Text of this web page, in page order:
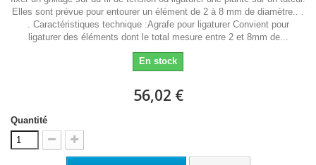
Elles sont prévue pour entourer un élément de 2 à 8 mm de diamètre.. .
. Caractéristiques technique :Agrafe pour ligaturer Convient pour
ligaturer des éléments dont le total mesure entre 2 et 8mm de...
En stock
56,02 €
Quantité